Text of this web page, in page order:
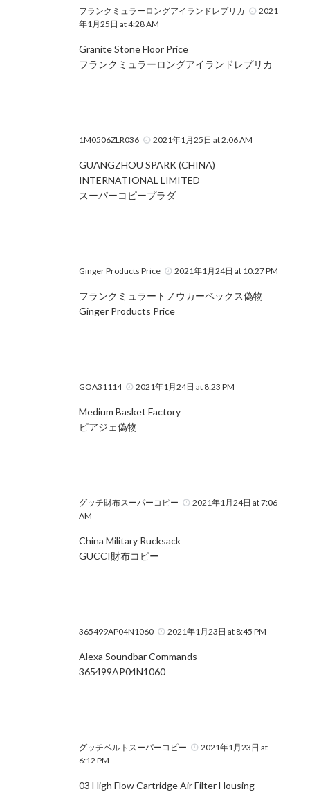
フランクミュラーロングアイランドレプリカ
2021
年1月25日 at 4:28 AM
Granite Stone Floor Price
フランクミュラーロングアイランドレプリカ
1M0506ZLR036 2021年1月25日 at 2:06 AM
GUANGZHOU SPARK (CHINA)
INTERNATIONAL LIMITED
スーパーコピープラダ
Ginger Products Price 2021年1月24日 at 10:27 PM
フランクミュラートノウカーベックス偽物
Ginger Products Price
GOA31114 2021年1月24日 at 8:23 PM
Medium Basket Factory
ピアジェ偽物
グッチ財布スーパーコピー
2021年1月24日 at 7:06
AM
China Military Rucksack
GUCCI財布コピー
365499AP04N1060 2021年1月23日 at 8:45 PM
Alexa Soundbar Commands
365499AP04N1060
グッチベルトスーパーコピー
2021年1月23日 at
6:12 PM
03 High Flow Cartridge Air Filter Housing